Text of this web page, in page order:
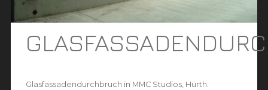
Glasfassadendurchbruch in MMC Studios, Hürth.